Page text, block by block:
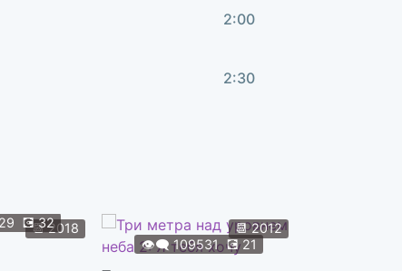
2:00
2:30
5:03
📆2018
💽32 📆2012
👁️‍🗨️109531 💽21